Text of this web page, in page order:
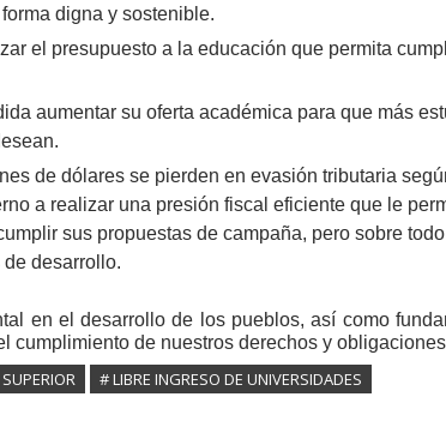
digna y sostenible.
el presupuesto a la educación que permita
aumentar su oferta académica para que más
de dólares se pierden en evasión tributaria
a realizar una presión fiscal eficiente que le
sus propuestas de campaña, pero sobre
desarrollo.
en el desarrollo de los pueblos, así como
cumplimiento de nuestros derechos y
# LIBRE INGRESO DE UNIVERSIDADES